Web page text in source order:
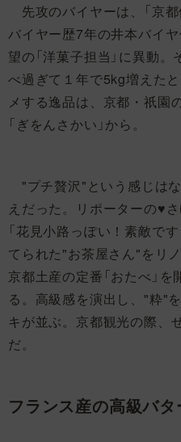
先攻のバイヤーは、「京都
バイヤー歴7年の井本バイ
望の「洋菓子担当」に異動
べ過ぎて１年で5kg増えた
メする逸品は、京都・祇園
「ぎをんさかい」から。
"プチ贅沢"という感じは
えだった。リポーターの♥さ
「花見小路っぽい！素敵で
てられた"お茶屋さん"をリ
京都土産の定番「おたべ」
る。高級感を演出し、"粋"
キが並ぶ。京都観光の際、
だ。
フランス産の高級バタ